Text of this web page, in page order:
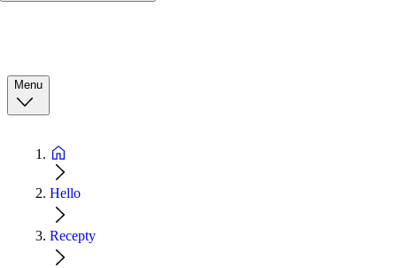
Menu
Hello
Recepty